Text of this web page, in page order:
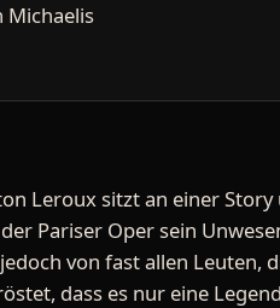
Michaelis
Leroux sitzt an einer
Pariser Oper sein
von fast allen Leuten,
dass es nur eine